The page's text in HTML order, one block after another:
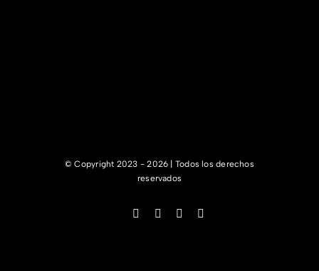
© Copyright 2023 - 2026 | Todos los derechos
reservados